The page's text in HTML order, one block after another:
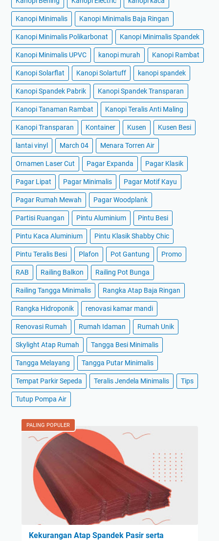
Kanopi Minimalis Kanopi Minimalis Baja Ringan
Kanopi Minimalis Polikarbonat Kanopi Minimalis Spandek
Kanopi Minimalis UPVC kanopi murah Kanopi Rambat
Kanopi Solarflat Kanopi Solartuff kanopi spandek
Kanopi Spandek Pabrik Kanopi Spandek Transparan
Kanopi Tanaman Rambat Kanopi Teralis Anti Maling
Kanopi Transparan Kontainer Kusen Kusen Besi
lantai vinyl March 04 Menara Torren Air
Ornamen Laser Cut Pagar Expanda Pagar Klasik
Pagar Lipat Pagar Minimalis Pagar Motif Kayu
Pagar Rumah Mewah Pagar Woodplank
Partisi Ruangan Pintu Aluminium Pintu Besi
Pintu Kaca Aluminium Pintu Klasik Shabby Chic
Pintu Teralis Besi Plafon Pot Gantung Promo
RAB Railing Balkon Railing Pot Bunga
Railing Tangga Minimalis Rangka Atap Baja Ringan
Rangka Hidroponik renovasi kamar mandi
Renovasi Rumah Rumah Idaman Rumah Unik
Skylight Atap Rumah Tangga Besi Minimalis
Tangga Melayang Tangga Putar Minimalis
Tempat Parkir Sepeda Teralis Jendela Minimalis Tips
Tutup Pompa Air
PALING POPULER
Kekurangan Atap Spandek Pasir serta